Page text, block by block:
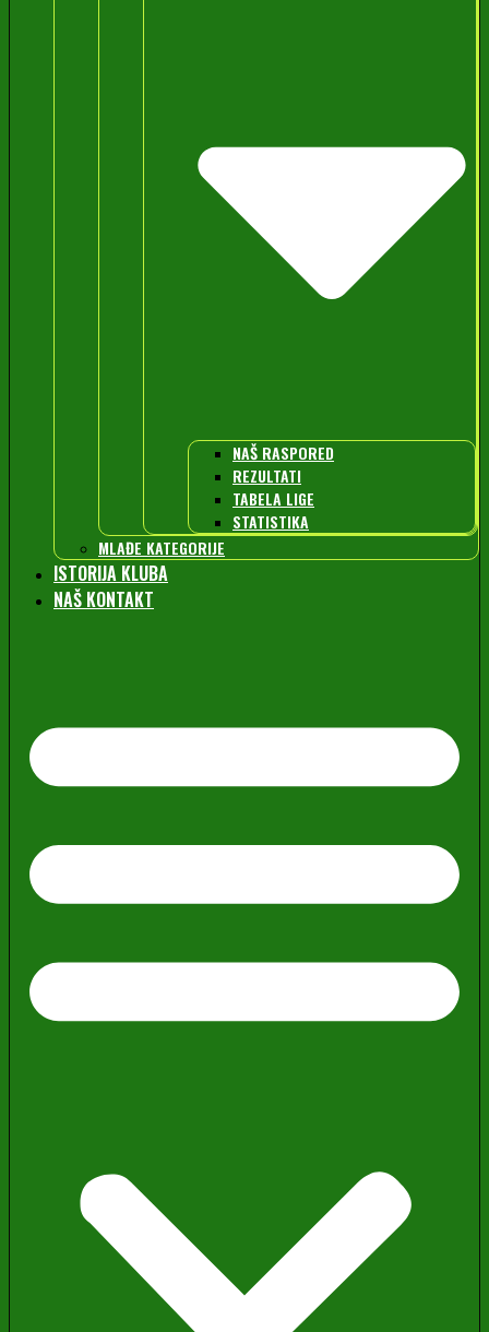
NAŠ RASPORED
REZULTATI
TABELA LIGE
STATISTIKA
MLAĐE KATEGORIJE
ISTORIJA KLUBA
NAŠ KONTAKT